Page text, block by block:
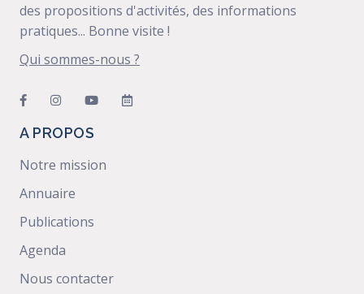
des propositions d'activités, des informations
pratiques... Bonne visite !
Qui sommes-nous ?
A PROPOS
Notre mission
Annuaire
Publications
Agenda
Nous contacter